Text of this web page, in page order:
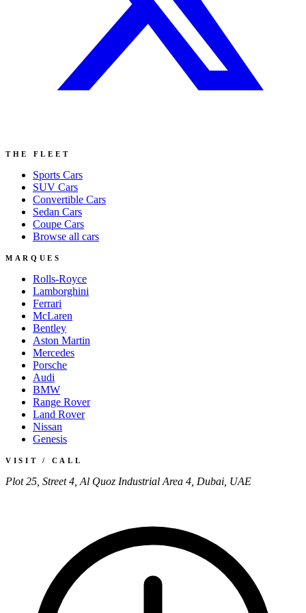
THE FLEET
Sports Cars
SUV Cars
Convertible Cars
Sedan Cars
Coupe Cars
Browse all cars
MARQUES
Rolls-Royce
Lamborghini
Ferrari
McLaren
Bentley
Aston Martin
Mercedes
Porsche
Audi
BMW
Range Rover
Land Rover
Nissan
Genesis
VISIT / CALL
Plot 25, Street 4, Al Quoz Industrial Area 4, Dubai, UAE